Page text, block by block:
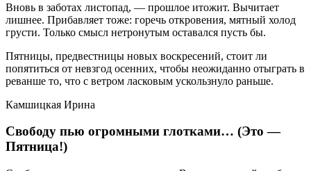
Вновь в заботах листопад, — прошлое итожит. Вычитает
лишнее. Прибавляет тоже: горечь откровения, мятный холод
грусти. Только смысл нетронутым оставался пусть бы.
Пятницы, предвестницы новых воскресений, стоит ли
попятиться от невзгод осенних, чтобы неожиданно отыграть в
реванше то, что с ветром ласковым ускользнуло раньше.
Камшицкая Ирина
Свободу пью огромными глотками… (Это —
Пятница!)